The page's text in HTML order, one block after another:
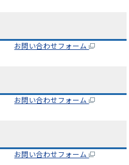
お問い合わせフォーム
お問い合わせフォーム
お問い合わせフォーム